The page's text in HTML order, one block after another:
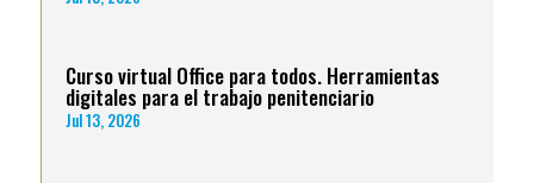
Curso virtual Office para todos. Herramientas
digitales para el trabajo penitenciario
Jul 13, 2026